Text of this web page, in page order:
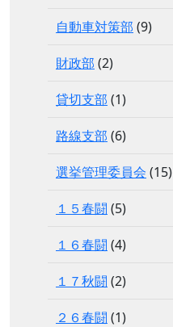
自動車対策部 (9)
財政部 (2)
貸切支部 (1)
路線支部 (6)
選挙管理委員会 (15)
１５春闘 (5)
１６春闘 (4)
１７秋闘 (2)
２６春闘 (1)